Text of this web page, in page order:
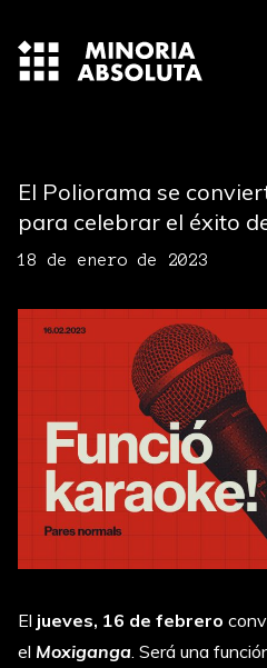
El Poliorama se
para celebrar el éxito
18 de enero de 2023
El jueves, 16 de febrero
el Moxiganga . Será una